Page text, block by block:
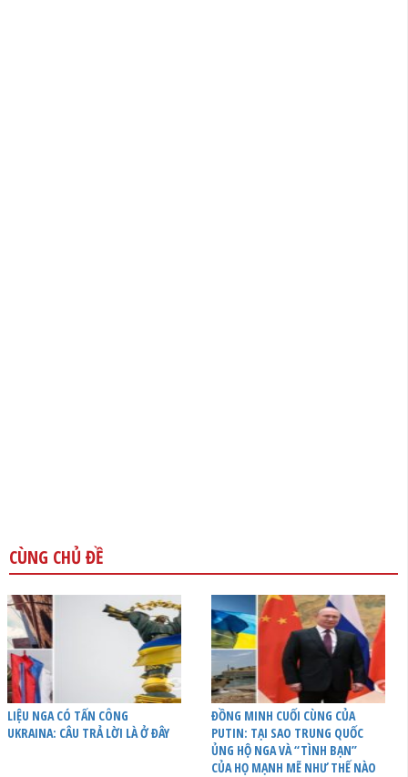
CÙNG CHỦ ĐỀ
LIỆU NGA CÓ TẤN CÔNG
UKRAINA: CÂU TRẢ LỜI LÀ Ở ĐÂY
ĐỒNG MINH CUỐI CÙNG CỦA
PUTIN: TẠI SAO TRUNG QUỐC
ỦNG HỘ NGA VÀ “TÌNH BẠN”
CỦA HỌ MẠNH MẼ NHƯ THẾ NÀO